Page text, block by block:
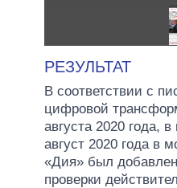
РЕЗУЛЬТАТ
В соответствии с
цифровой
августа 2020 года,
август 2020 года в
«Дия» был
проверки